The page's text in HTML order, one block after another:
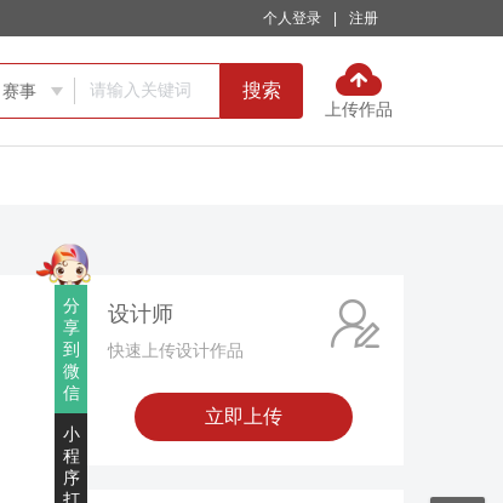
个人登录 注册
赛事  搜索
上传作品
分
享
到
微
信
小
程
序
设计师
快速上传设计作品
立即上传